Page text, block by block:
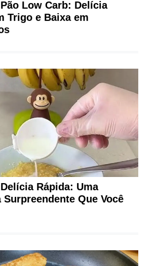
Low Carb: Delícia
Trigo e Baixa em
Rápida: Uma
Surpreendente Que Você